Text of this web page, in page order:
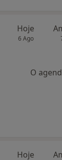
Hoje
6 Ago
O
Hoje